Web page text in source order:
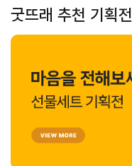
굿뜨래 추천 기획전